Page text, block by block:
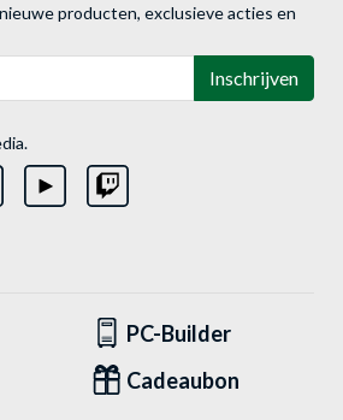
producten, exclusieve acties en
Inschrijven
PC-Builder
Cadeaubon